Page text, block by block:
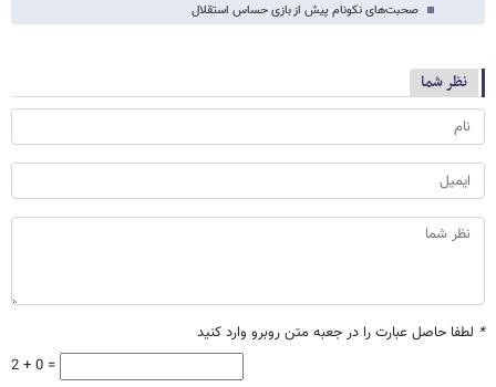
صحبت‌های نکونام پیش از بازی حساس استقلال
نظر شما
* لطفا حاصل عبارت را در جعبه متن روبرو وارد کنید
2 + 0 =